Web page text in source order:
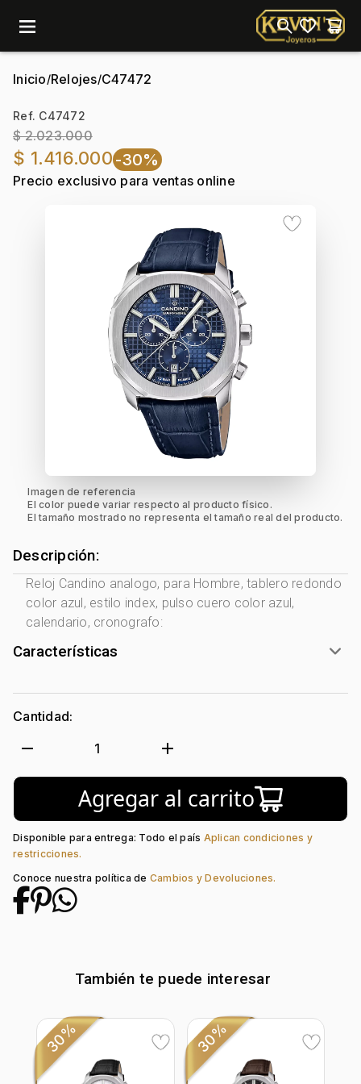
menu
Inicio/Relojes/C47472
Ref. C47472
$ 2.023.000
$ 1.416.000-30%
Precio exclusivo para ventas online
Imagen de referencia
El color puede variar respecto al producto físico.
El tamaño mostrado no representa el tamaño real del producto.
Descripción:
Reloj Candino analogo, para Hombre, tablero redondo
color azul, estilo index, pulso cuero color azul,
calendario, cronografo:
Características
Marca: Candino
Género:
Luminiscente:
Movimiento: Quartz
Calendario: Si
Tipo de cristal:
Zafiro
Color del Bisel:
Plateado
Color del tablero:
Estilo de numeración: Index
Material del pulso:
Cantidad:
remove 1 add
Agregar al carrito
Disponible para entrega: Todo el país Aplican condiciones y
restricciones.
Conoce nuestra política de Cambios y Devoluciones.
También te puede interesar
30% 30%